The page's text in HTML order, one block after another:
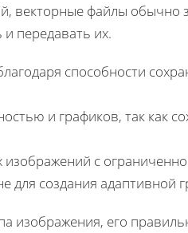
векторные файлы
и передавать их.
способности
и графиков, так как
с
для создания адаптивной
изображения, его